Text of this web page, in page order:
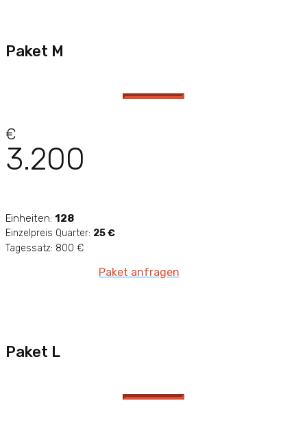
Paket M
€
3.200
Einheiten: 128
Einzelpreis Quarter: 25 €
Tagessatz: 800 €
Paket anfragen
Paket L